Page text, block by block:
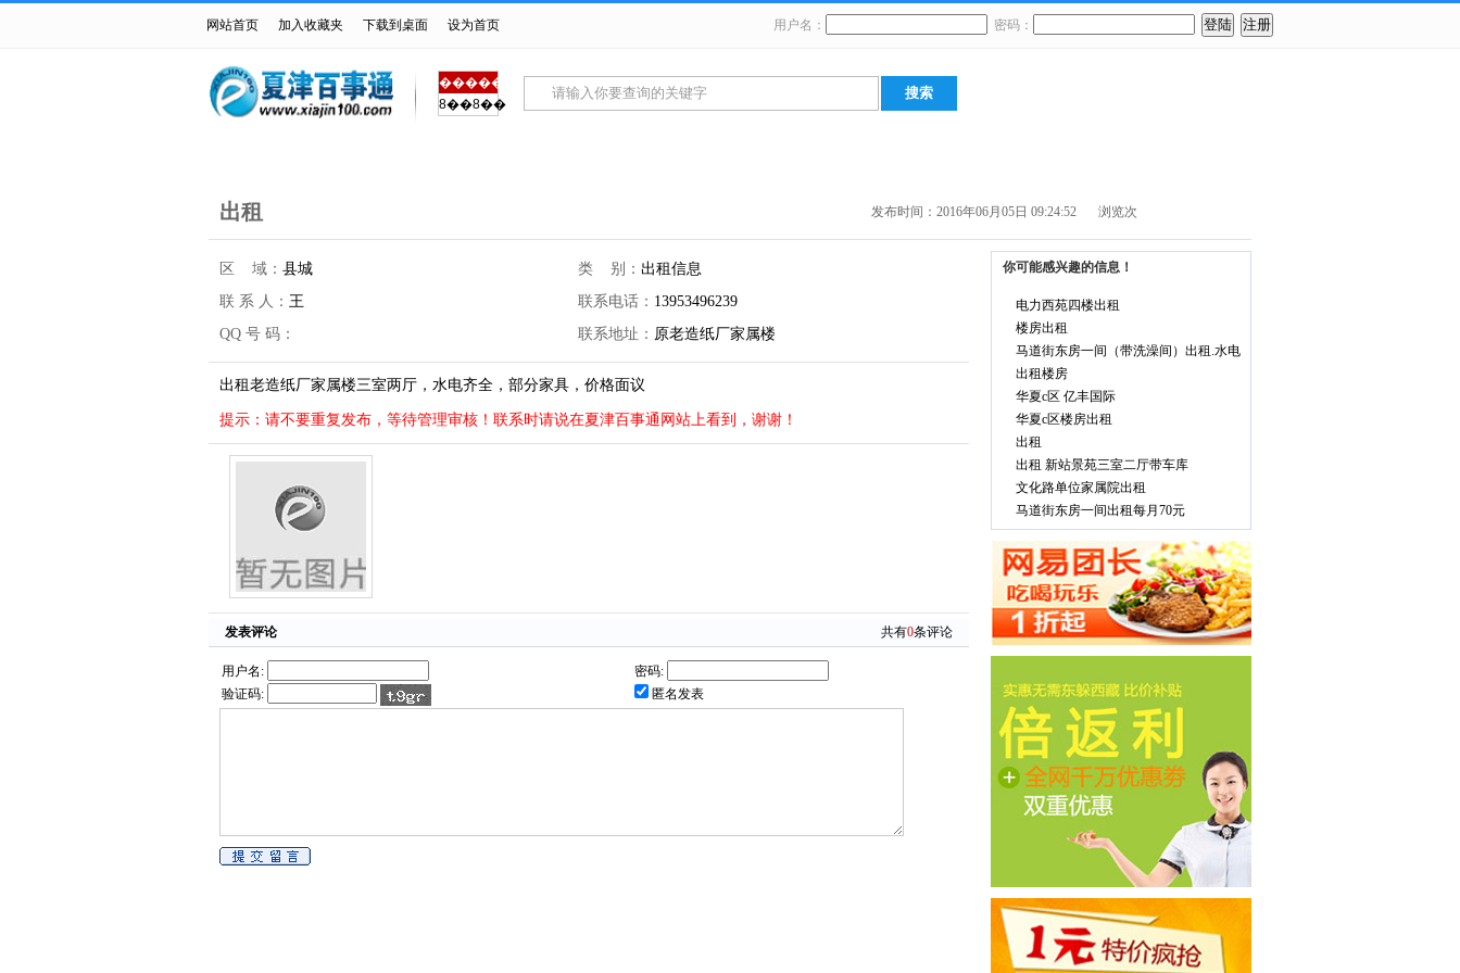
网站首页 加入收藏夹 下载到桌面 设为首页 用户名： 密码：
������
8��8��
出租 发布时间：2016年06月05日 09:24:52 浏览次
区 域： 县城 类 别： 出租信息
联 系 人： 王 联系电话： 13953496239
QQ 号 码：
联系地址： 原老造纸厂家属楼
出租老造纸厂家属楼三室两厅，水电齐全，部分家具，价格面议
提示：请不要重复发布，等待管理审核！联系时请说在夏津百事通网站上看到，谢谢！
发表评论 共有0条评论
用户名:
密码:
验证码:
匿名发表
你可能感兴趣的信息！
电力西苑四楼出租
楼房出租
马道街东房一间（带洗澡间）出租.水电
出租楼房
华夏c区 亿丰国际
华夏c区楼房出租
出租
出租 新站景苑三室二厅带车库
文化路单位家属院出租
马道街东房一间出租每月70元